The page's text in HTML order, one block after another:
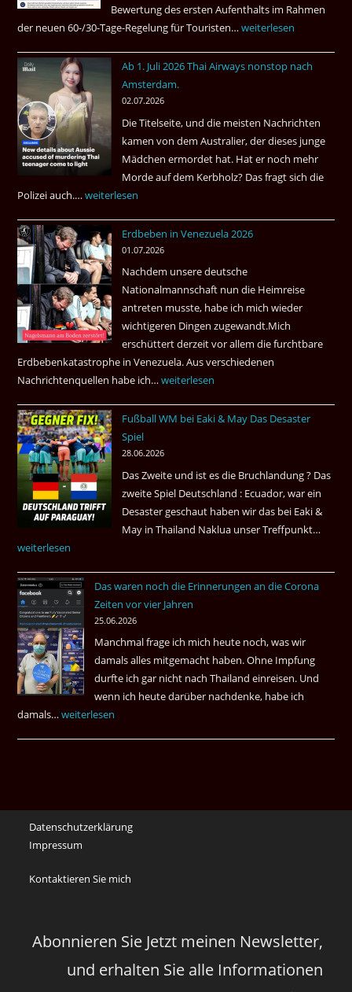
Bewertung des ersten Aufenthalts im Rahmen
der neuen 60-/30-Tage-Regelung für Touristen…Tourismus:
Einreiseland
höchste
Kriminalität
aus?
weiterlesen
Ab 1. Juli 2026 Thai Airways nonstop nach
Amsterdam.
02.07.2026
Die Titelseite, und die meisten Nachrichten
kamen von dem Australier, der dieses junge
Mädchen ermordet hat. Hat er noch mehr
Morde auf dem Kerbholz? Das fragt sich die
Polizei auch.…Ab
Juli
2026
Thai
Airways
nonstop
nach
Amsterdam.
weiterlesen
Erdbeben in Venezuela 2026
01.07.2026
Nachdem unsere deutsche
Nationalmannschaft nun die Heimreise
antreten musste, habe ich mich wieder
wichtigeren Dingen zugewandt.Mich
erschüttert derzeit vor allem die furchtbare
Erdbebenkatastrophe in Venezuela. Aus verschiedenen
Nachrichtenquellen habe ich…Erdbeben
Venezuela
weiterlesen
Fußball WM bei Eaki & May Das Desaster
Spiel
28.06.2026
Das Zweite und ist es die Bruchlandung ? Das
zweite Spiel Deutschland : Ecuador, war ein
Desaster geschaut haben wir das bei Eaki &
May in Thailand Naklua unser Treffpunkt…
bei
weiterlesen
Das waren noch die Erinnerungen an die Corona
Zeiten vor vier Jahren
25.06.2026
Manchmal frage ich mich heute noch, was wir
damals alles mitgemacht haben. Ohne Impfung
durfte ich gar nicht nach Thailand einreisen. Und
wenn ich heute darüber nachdenke, habe ich
damals…Das
an
die
Corona
Zeiten
weiterlesen
Datenschutzerklärung
Impressum
Kontaktieren Sie mich
Abonnieren Sie Jetzt meinen Newsletter,
und erhalten Sie alle Informationen